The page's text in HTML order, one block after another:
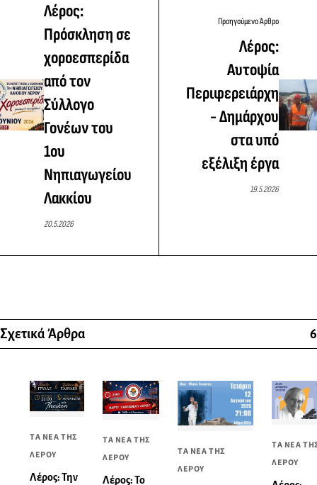
Λέρος:
Πρόσκληση σε
χοροεσπερίδα
από τον
Σύλλογο
Γονέων του
1ου
Νηπιαγωγείου
Λακκίου
20.5.2026
Προηγούμενο Άρθρο
Λέρος:
Αυτοψία
Περιφερειάρχη
- Δημάρχου
στα υπό
εξέλιξη έργα
19.5.2026
Σχετικά Άρθρα 6
ΤΑ ΝΕΑ ΤΗΣ
ΛΕΡΟΥ
Λέρος: Την
ΤΑ ΝΕΑ ΤΗΣ
ΛΕΡΟΥ
Λέρος: Το
ΤΑ ΝΕΑ ΤΗΣ
ΛΕΡΟΥ
ΤΑ ΝΕΑ
ΛΕΡΟΥ